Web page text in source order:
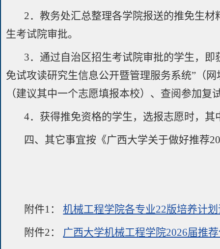
2．教务处汇总整理各学院报送的推免生
生考试院审批。
3．通过自治区招生考试院审批的学生，
免试攻读研究生信息公开暨管理服务系统”（
（建议其中一个志愿填报本校）、查阅参加复
4．获得推免资格的学生，选报志愿时，
四、其它事宜按《广西大学关于做好推荐
附件1：机械工程学院各专业22版培养计
附件2： 广西大学机械工程学院2026届推